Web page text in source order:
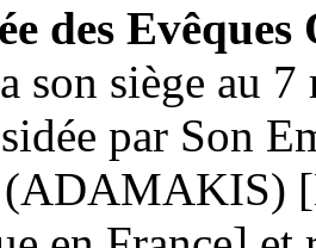
des
son siège au
par Son